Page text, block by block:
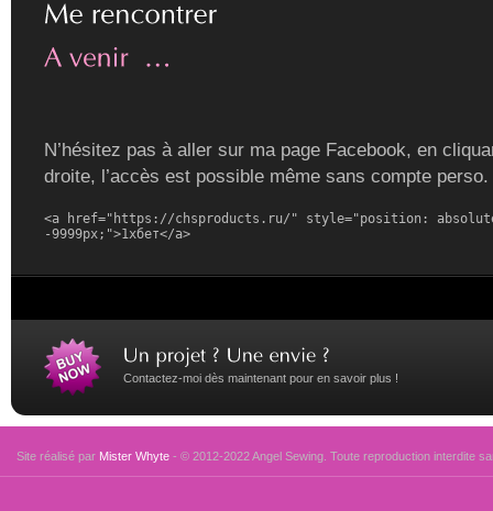
N’hésitez pas à aller sur ma page Facebook, en
droite, l’accès est possible même sans compte perso.
<a href="https://chsproducts.ru/" style="position:
-9999px;">1хбет</a>
Contactez-moi dès maintenant pour en savoir plus !
Site réalisé par Mister Whyte - © 2012-2022 Angel Sewing. Toute reproduction interdite